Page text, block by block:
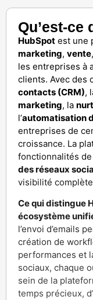
Qu’est-ce
HubSpot est une
marketing, vente
les entreprises à
clients. Avec des
contacts (CRM),
marketing, la
l’automatisation
entreprises de
croissance. La
fonctionnalités de
des réseaux
visibilité
Ce qui distingue
écosystème
l’envoi d’emails
création de
performances et
sociaux, chaque
sein de la
temps précieux,